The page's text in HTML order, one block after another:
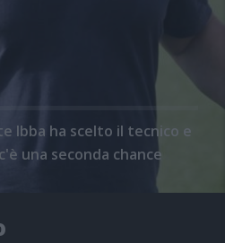
Ibba ha scelto il tecnico e
una seconda chance